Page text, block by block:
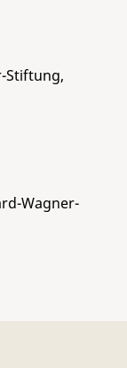
Stiftung,
Wagner-